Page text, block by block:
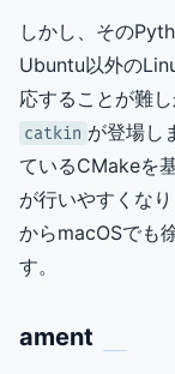
しかし、その
Ubuntu以外の
応することが難
catkin が登場し
ているCMakeを
が行いやすくな
からmacOSでも
す。
ament